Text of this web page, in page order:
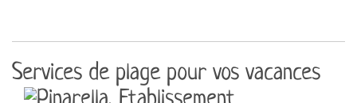
Services de plage pour vos vacances